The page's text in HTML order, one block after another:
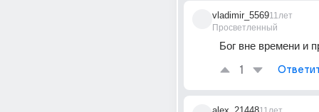
vladimir_5569
Просветленный
11лет
Бог вне времени и
1